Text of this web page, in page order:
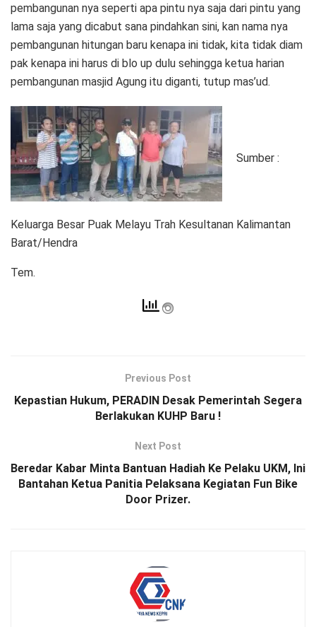
pembangunan nya seperti apa pintu nya saja dari pintu yang
lama saja yang dicabut sana pindahkan sini, kan nama nya
pembangunan hitungan baru kenapa ini tidak, kita tidak diam
pak kenapa ini harus di blo up dulu sehingga ketua harian
pembangunan masjid Agung itu diganti, tutup mas’ud.
Sumber :
Keluarga Besar Puak Melayu Trah Kesultanan Kalimantan
Barat/Hendra
Tem.
Previous Post
Kepastian Hukum, PERADIN Desak Pemerintah Segera
Berlakukan KUHP Baru !
Next Post
Beredar Kabar Minta Bantuan Hadiah Ke Pelaku UKM, Ini
Bantahan Ketua Panitia Pelaksana Kegiatan Fun Bike
Door Prizer.